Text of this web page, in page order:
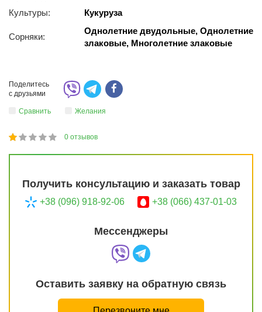
Культуры: Кукуруза
Сорняки:
Однолетние двудольные, Однолетние
злаковые, Многолетние злаковые
Поделитесь
с друзьями
Сравнить Желания
20
1
2
3
4
5 0 отзывов
Получить консультацию и заказать товар
+38 (096) 918-92-06 +38 (066) 437-01-03
Мессенджеры
Оставить заявку на обратную связь